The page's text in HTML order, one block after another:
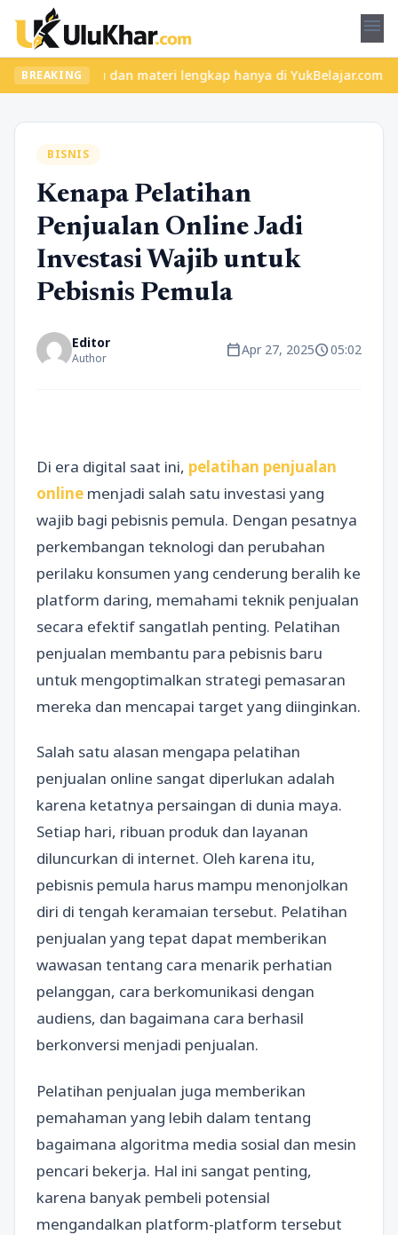
menu
BREAKING
seru dan materi lengkap hanya di YukBelajar.com.
BISNIS
Kenapa Pelatihan
Penjualan Online Jadi
Investasi Wajib untuk
Pebisnis Pemula
Editor
Author calendar_todayApr 27, 2025schedule05:02
Di era digital saat ini, pelatihan penjualan
online menjadi salah satu investasi yang
wajib bagi pebisnis pemula. Dengan pesatnya
perkembangan teknologi dan perubahan
perilaku konsumen yang cenderung beralih ke
platform daring, memahami teknik penjualan
secara efektif sangatlah penting. Pelatihan
penjualan membantu para pebisnis baru
untuk mengoptimalkan strategi pemasaran
mereka dan mencapai target yang diinginkan.
Salah satu alasan mengapa pelatihan
penjualan online sangat diperlukan adalah
karena ketatnya persaingan di dunia maya.
Setiap hari, ribuan produk dan layanan
diluncurkan di internet. Oleh karena itu,
pebisnis pemula harus mampu menonjolkan
diri di tengah keramaian tersebut. Pelatihan
penjualan yang tepat dapat memberikan
wawasan tentang cara menarik perhatian
pelanggan, cara berkomunikasi dengan
audiens, dan bagaimana cara berhasil
berkonversi menjadi penjualan.
Pelatihan penjualan juga memberikan
pemahaman yang lebih dalam tentang
bagaimana algoritma media sosial dan mesin
pencari bekerja. Hal ini sangat penting,
karena banyak pembeli potensial
mengandalkan platform-platform tersebut